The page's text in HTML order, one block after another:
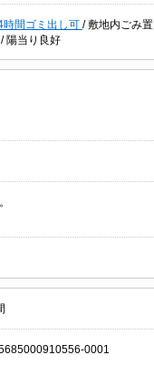
時間ゴミ出し可 /敷地内ごみ置
/ 陽当り良好
0001